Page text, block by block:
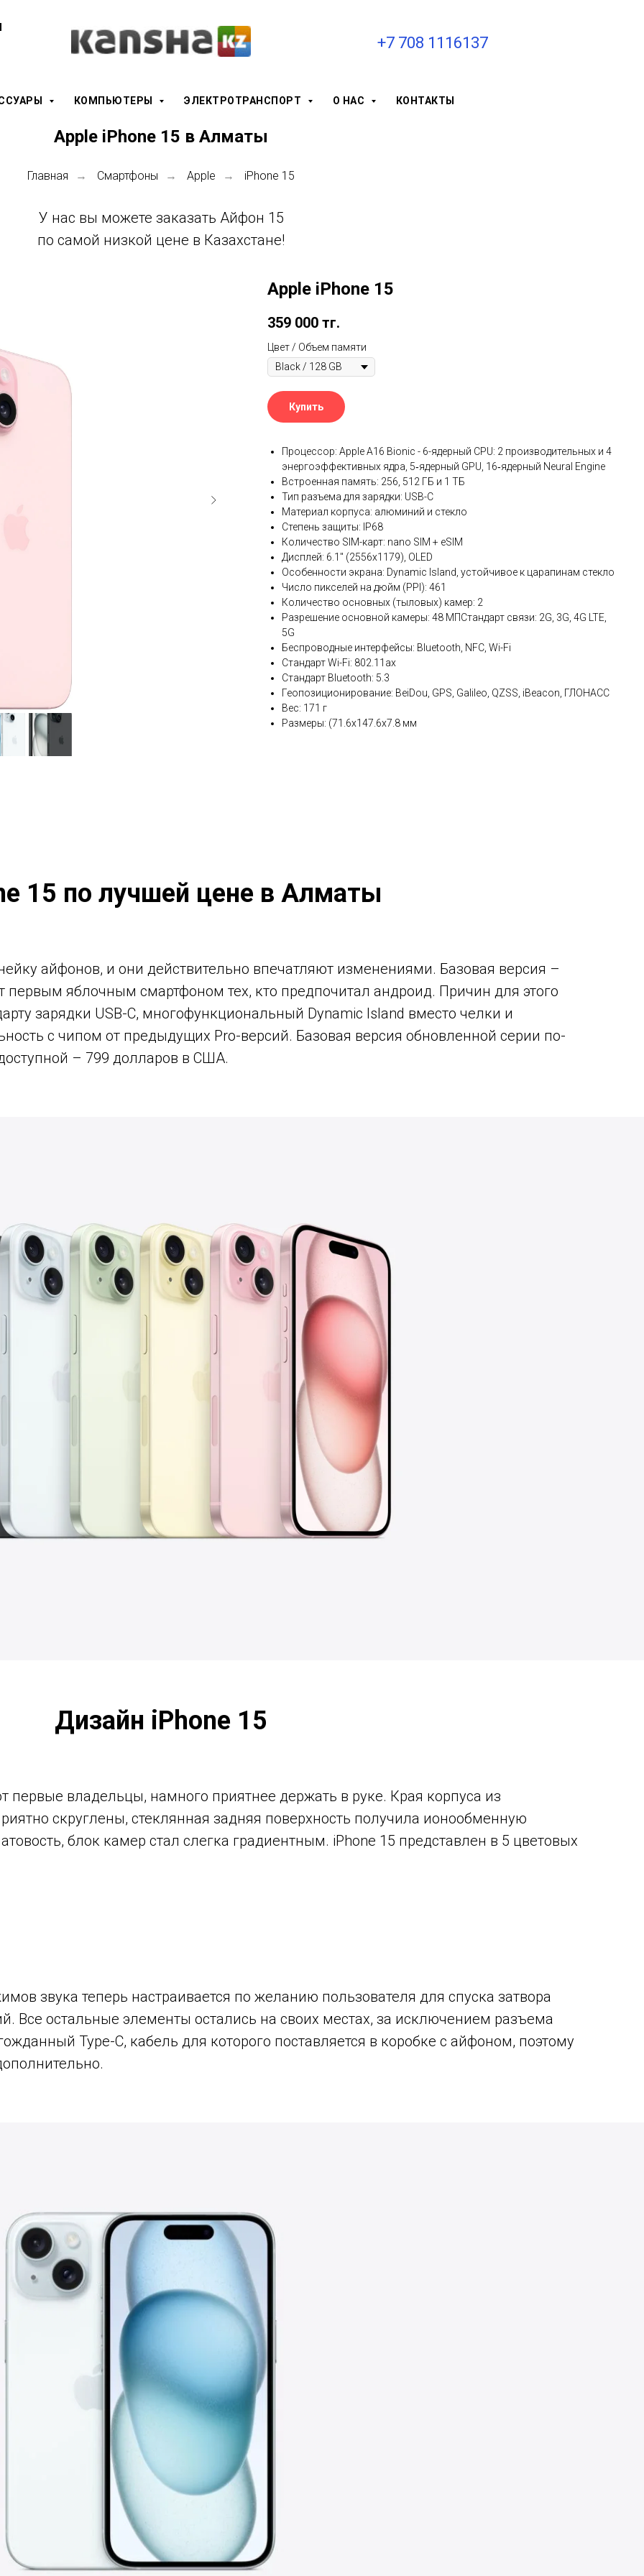
+7 708 1116137
КОМПЬЮТЕРЫ ЭЛЕКТРОТРАНСПОРТ О НАС КОНТАКТЫ
Apple iPhone 15 в Алматы
Главная → Смартфоны → Apple → iPhone 15
У нас вы можете заказать Айфон 15
по самой низкой цене в Казахстане!
Apple iPhone 15
359 000 тг.
Цвет / Объем памяти
Купить
Процессор: Apple A16 Bionic - 6-ядерный CPU: 2 производительных и 4
энергоэффективных ядра, 5‑ядерный GPU, 16‑ядерный Neural Engine
Встроенная память: 256, 512 ГБ и 1 ТБ
Тип разъема для зарядки: USB-C
Материал корпуса: алюминий и стекло
Степень защиты: IP68
Количество SIM-карт: nano SIM + eSIM
Дисплей: 6.1" (2556x1179), OLED
Особенности экрана: Dynamic Island, устойчивое к царапинам стекло
Число пикселей на дюйм (PPI): 461
Количество основных (тыловых) камер: 2
Разрешение основной камеры: 48 МПСтандарт связи: 2G, 3G, 4G LTE,
5G
Беспроводные интерфейсы: Bluetooth, NFC, Wi-Fi
Стандарт Wi-Fi: 802.11ax
Стандарт Bluetooth: 5.3
Геопозиционирование: BeiDou, GPS, Galileo, QZSS, iBeacon, ГЛОНАСС
Вес: 171 г
Размеры: (71.6x147.6x7.8 мм
15 по лучшей цене в Алматы
айфонов, и они действительно впечатляют изменениями. Базовая версия –
первым яблочным смартфоном тех, кто предпочитал андроид. Причин для этого
зарядки USB-C, многофункциональный Dynamic Island вместо челки и
с чипом от предыдущих Pro-версий. Базовая версия обновленной серии по-
– 799 долларов в США.
Дизайн iPhone 15
владельцы, намного приятнее держать в руке. Края корпуса из
скруглены, стеклянная задняя поверхность получила ионообменную
блок камер стал слегка градиентным. iPhone 15 представлен в 5 цветовых
звука теперь настраивается по желанию пользователя для спуска затвора
Все остальные элементы остались на своих местах, за исключением разъема
Type-C, кабель для которого поставляется в коробке с айфоном, поэтому